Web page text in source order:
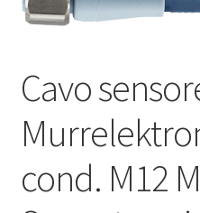
Мой аккаунт
Оставить отзыв
Оформление заказа
Cavo
cond. M12